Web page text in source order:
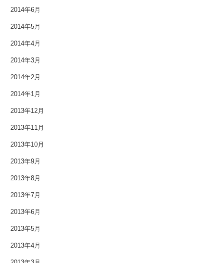
2014年6月
2014年5月
2014年4月
2014年3月
2014年2月
2014年1月
2013年12月
2013年11月
2013年10月
2013年9月
2013年8月
2013年7月
2013年6月
2013年5月
2013年4月